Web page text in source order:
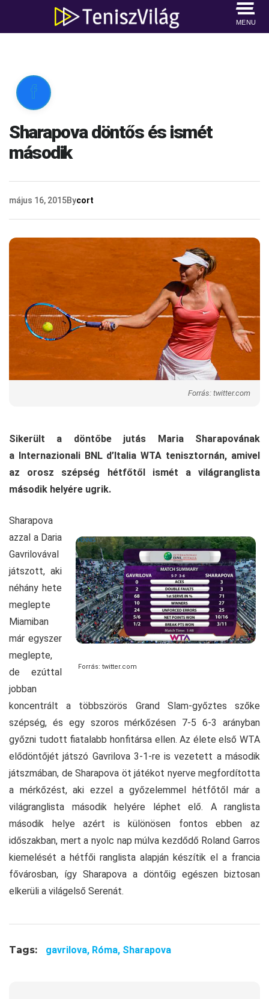
MENU

Sharapova döntős és ismét
második
május 16, 2015Bycort
Forrás: twitter.com
Sikerült a döntőbe jutás Maria Sharapovának
a Internazionali BNL d’Italia WTA tenisztornán, amivel
az orosz szépség hétfőtől ismét a világranglista
második helyére ugrik.
Forrás: twitter.com
Sharapova
azzal a Daria
Gavrilovával
játszott, aki
néhány hete
meglepte
Miamiban
már egyszer
meglepte,
de ezúttal
jobban
koncentrált a többszörös Grand Slam-győztes szőke
szépség, és egy szoros mérkőzésen 7-5 6-3 arányban
győzni tudott fiatalabb honfitársa ellen. Az élete első WTA
elődöntőjét játszó Gavrilova 3-1-re is vezetett a második
játszmában, de Sharapova öt játékot nyerve megfordította
a mérkőzést, aki ezzel a győzelemmel hétfőtől már a
világranglista második helyére léphet elő. A ranglista
második helye azért is különösen fontos ebben az
időszakban, mert a nyolc nap múlva kezdődő Roland Garros
kiemelését a hétfői ranglista alapján készítik el a francia
fővárosban, így Sharapova a döntőig egészen biztosan
elkerüli a világelső Serenát.
Tags: gavrilova, Róma, Sharapova